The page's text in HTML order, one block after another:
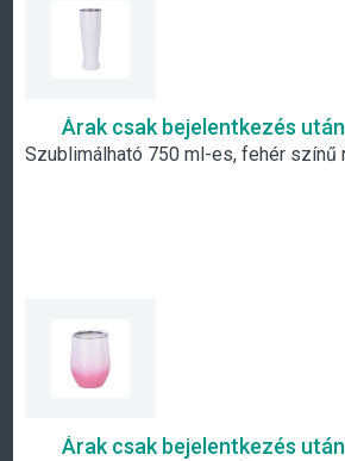
Árak csak bejelentkezés után
Árak csak bejelentkezés után